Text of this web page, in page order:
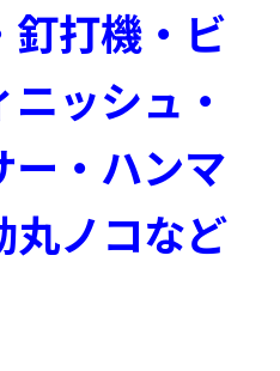
釘打機・ビ
ッシュ・
ー・ハンマ
丸ノコなど